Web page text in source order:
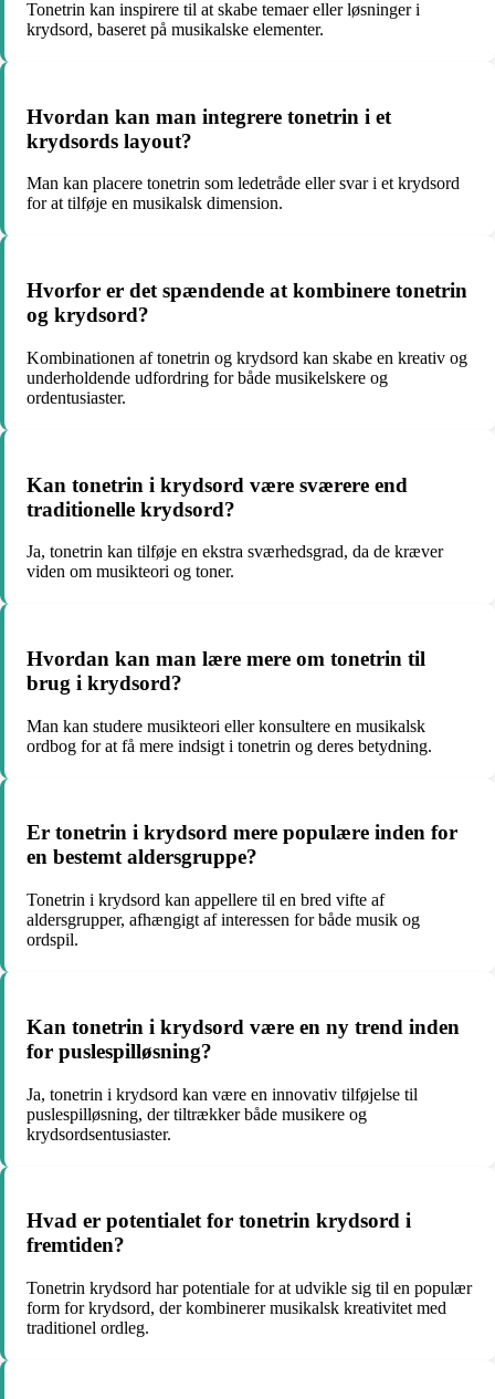
Tonetrin kan inspirere til at skabe temaer eller løsninger i
krydsord, baseret på musikalske elementer.
Hvordan kan man integrere tonetrin i et
krydsords layout?
Man kan placere tonetrin som ledetråde eller svar i et krydsord
for at tilføje en musikalsk dimension.
Hvorfor er det spændende at kombinere tonetrin
og krydsord?
Kombinationen af tonetrin og krydsord kan skabe en kreativ og
underholdende udfordring for både musikelskere og
ordentusiaster.
Kan tonetrin i krydsord være sværere end
traditionelle krydsord?
Ja, tonetrin kan tilføje en ekstra sværhedsgrad, da de kræver
viden om musikteori og toner.
Hvordan kan man lære mere om tonetrin til
brug i krydsord?
Man kan studere musikteori eller konsultere en musikalsk
ordbog for at få mere indsigt i tonetrin og deres betydning.
Er tonetrin i krydsord mere populære inden for
en bestemt aldersgruppe?
Tonetrin i krydsord kan appellere til en bred vifte af
aldersgrupper, afhængigt af interessen for både musik og
ordspil.
Kan tonetrin i krydsord være en ny trend inden
for puslespilløsning?
Ja, tonetrin i krydsord kan være en innovativ tilføjelse til
puslespilløsning, der tiltrækker både musikere og
krydsordsentusiaster.
Hvad er potentialet for tonetrin krydsord i
fremtiden?
Tonetrin krydsord har potentiale for at udvikle sig til en populær
form for krydsord, der kombinerer musikalsk kreativitet med
traditionel ordleg.